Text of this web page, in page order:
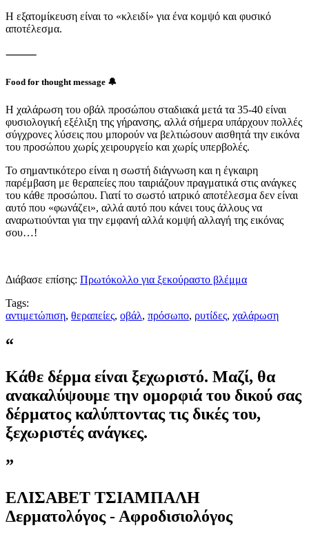
Η εξατομίκευση είναι το «κλειδί» για ένα κομψό και φυσικό
αποτέλεσμα.
⸻
Food for thought message 🔔
Η χαλάρωση του οβάλ προσώπου σταδιακά μετά τα 35-40 είναι
φυσιολογική εξέλιξη της γήρανσης, αλλά σήμερα υπάρχουν πολλές
σύγχρονες λύσεις που μπορούν να βελτιώσουν αισθητά την εικόνα
του προσώπου χωρίς χειρουργείο και χωρίς υπερβολές.
Το σημαντικότερο είναι η σωστή διάγνωση και η έγκαιρη
παρέμβαση με θεραπείες που ταιριάζουν πραγματικά στις ανάγκες
του κάθε προσώπου. Γιατί το σωστό ιατρικό αποτέλεσμα δεν είναι
αυτό που «φωνάζει», αλλά αυτό που κάνει τους άλλους να
αναρωτιούνται για την εμφανή αλλά κομψή αλλαγή της εικόνας
σου…!
Διάβασε επίσης: Πρωτόκολλο για ξεκούραστο βλέμμα
Tags:
αντιμετώπιση, θεραπείες, οβάλ, πρόσωπο, ρυτίδες, χαλάρωση
“
Κάθε δέρμα είναι ξεχωριστό. Μαζί, θα
ανακαλύψουμε την ομορφιά του δικού σας
δέρματος καλύπτοντας τις δικές του,
ξεχωριστές ανάγκες.
”
ΕΛΙΣΑΒΕΤ ΤΣΙΑΜΠΑΛΗ
Δερματολόγος - Αφροδισιολόγος